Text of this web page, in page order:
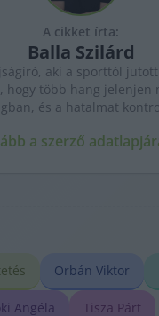
A cikket írta:
Balla Szilárd
aki a sporttól
hogy több hang jelenjen
és a hatalmat
kritikus szemmel követi.
a szerző
Orbán Viktor
Angéla Tisza Párt